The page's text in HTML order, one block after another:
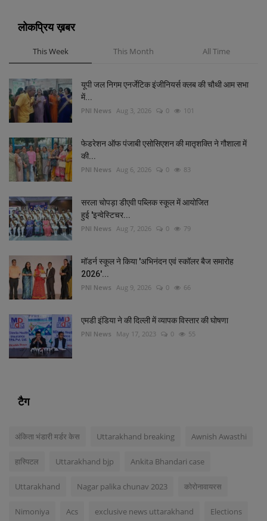
लोकप्रिय ख़बर
This Week This Month All Time
यूपी जल निगम एनर्जेटिक इंजीनियर्स क्लब की चौथी आम सभा
में...
PNI News Aug 3, 2026 0 101
फेडरेशन ऑफ पंजाबी एसोसिएशन की मातृशक्ति ने गौशाला में
की...
PNI News Aug 6, 2026 0 83
सरला चोपड़ा डीएवी पब्लिक स्कूल में आयोजित
हुई 'इन्वेस्टिचर...
PNI News Aug 7, 2026 0 79
मॉडर्न स्कूल ने किया 'अभिनंदन एवं स्कॉलर बैज समारोह
2026'...
PNI News Aug 9, 2026 0 66
एमडी इंडिया ने की दिल्‍ली में व्‍यापक विस्‍तार की घोषणा
PNI News May 17, 2023 0 55
टैग
अंकिता भंडारी मर्डर केस Uttarakhand breaking Awnish Awasthi
हास्पिटल Uttarakhand bjp Ankita Bhandari case
Uttarakhand Nagar palika chunav 2023 कोरोनावायरस
Nimoniya Acs exclusive news uttarakhand Elections